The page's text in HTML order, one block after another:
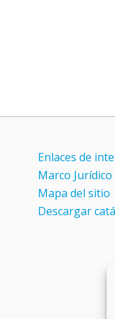
Enlaces de
Marco Jurídico
Mapa del sitio
Descargar